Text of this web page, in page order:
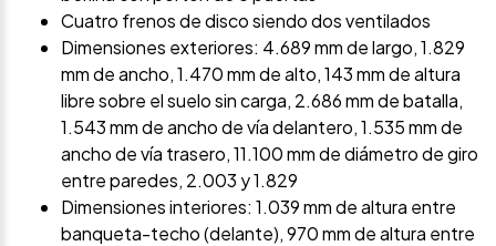
Cuatro frenos de disco siendo dos ventilados
Dimensiones exteriores: 4.689 mm de largo, 1.829
mm de ancho, 1.470 mm de alto, 143 mm de altura
libre sobre el suelo sin carga, 2.686 mm de batalla,
1.543 mm de ancho de vía delantero, 1.535 mm de
ancho de vía trasero, 11.100 mm de diámetro de giro
entre paredes, 2.003 y 1.829
Dimensiones interiores: 1.039 mm de altura entre
banqueta-techo (delante), 970 mm de altura entre